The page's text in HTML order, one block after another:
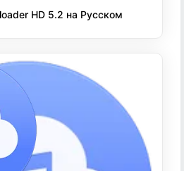
HD 5.2 на Русском